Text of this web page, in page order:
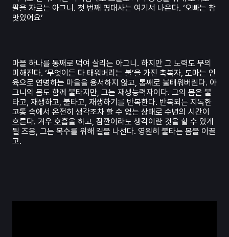
팔을 자르는 아그니. 첫 번째 명대사는 여기서 나온다. ‘오빠는 참
맛있어요’
마을 하나를 통째로 먹여 살리는 아그니. 하지만 그 노력도 무의
미해진다. ‘무엇이든 다 태워버리는 불’을 가진 축복자, 도마는 인
육으로 연명하는 마을을 용서하지 않고, 통째로 불태워버린다. 아
그니의 몸도 함께 불타지만, 그는 재생능력자이다. 그의 몸은 불
타고, 재생하고, 불타고, 재생하기를 반복한다. 반복되는 지독한
고통 속에서 온전히 생각조차 할 수 없는 상태로 수년의 시간이
흐른다. 겨우 호흡을 하고, 잠깐이라도 생각이란 것을 할 수 있게
될 즈음, 그는 복수를 위해 길을 나선다. 영원히 불타는 몸을 이끌
고.